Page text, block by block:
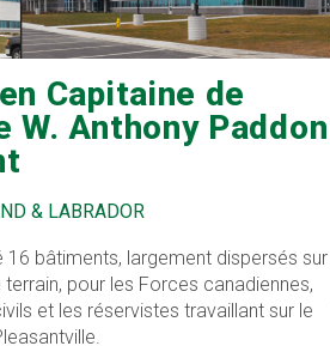
Capitaine de
W. Anthony Paddon
& LABRADOR
16 bâtiments, largement dispersés sur
pour les Forces canadiennes,
et les réservistes travaillant sur le